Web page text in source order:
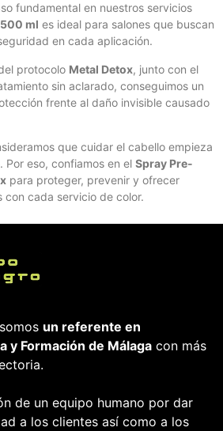
fundamental en nuestros servicios
ml es ideal para salones que buscan
en cada aplicación.
protocolo Metal Detox, junto con el
sin aclarado, conseguimos un
frente al daño invisible causado
que cuidar el cabello empieza
Por eso, confiamos en el Spray Pre-
para proteger, prevenir y ofrecer
con cada servicio de color.
un referente en
y Formación de Málaga con más
de un equipo humano por dar
a los clientes así como a los